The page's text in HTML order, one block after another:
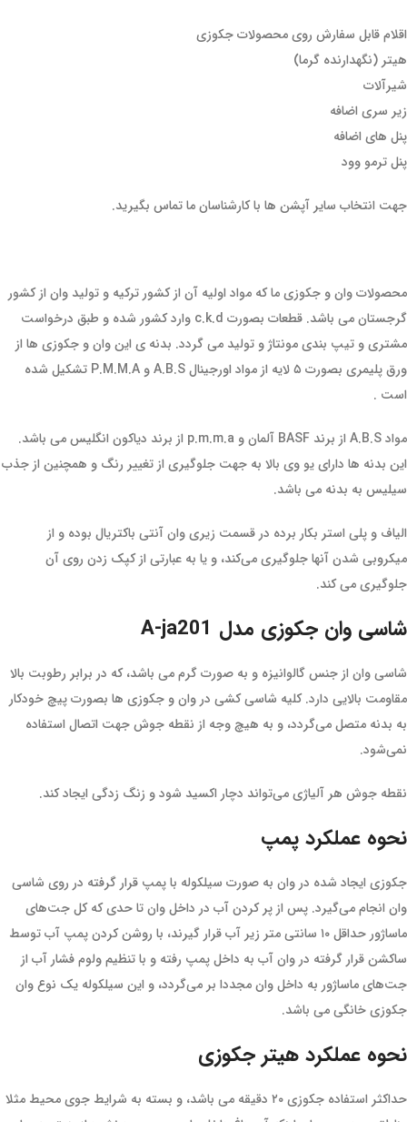
اقلام قابل سفارش روی محصولات جکوزی
هیتر (نگهدارنده گرما)
شیرآلات
زیر سری اضافه
پنل های اضافه
پنل ترمو وود
جهت انتخاب سایر آپشن ها با کارشناسان ما تماس بگیرید.
محصولات وان و جکوزی ما که مواد اولیه آن از کشور ترکیه و تولید وان از کشور
گرجستان می باشد. قطعات بصورت c.k.d وارد کشور شده و طبق درخواست
مشتری و تیپ بندی مونتاژ و تولید می گردد. بدنه ی این وان و جکوزی ها از
ورق پلیمری بصورت ۵ لایه از مواد اورجینال A.B.S و P.M.M.A تشکیل شده
است .
مواد A.B.S از برند BASF آلمان و p.m.m.a از برند دیاکون انگلیس می باشد.
این بدنه ها دارای یو وی بالا به جهت جلوگیری از تغییر رنگ و همچنین از جذب
سیلیس به بدنه می باشد.
الیاف و پلی استر بکار برده در قسمت زیری وان آنتی باکتریال بوده و از
میکروبی شدن آنها جلوگیری می‌کند، و یا به عبارتی از کپک زدن روی آن
جلوگیری می کند.
شاسی وان جکوزی مدل A-ja201
شاسی وان از جنس گالوانیزه و به صورت گرم می باشد، که در برابر رطوبت بالا
مقاومت بالایی دارد. کلیه شاسی کشی در وان و جکوزی ها بصورت پیچ خودکار
به بدنه متصل می‌گردد، و به هیچ وجه از نقطه جوش جهت اتصال استفاده
نمی‌شود.
نقطه جوش هر آلیاژی می‌تواند دچار اکسید شود و زنگ زدگی ایجاد کند.
نحوه عملکرد پمپ
جکوزی ایجاد شده در وان به صورت سیلکوله با پمپ قرار گرفته در روی شاسی
وان انجام می‌گیرد. پس از پر کردن آب در داخل وان تا حدی که کل جت‌های
ماساژور حداقل ۱۰ سانتی متر زیر آب قرار گیرند، با روشن کردن پمپ آب توسط
ساکشن قرار گرفته در وان آب به داخل پمپ رفته و با تنظیم ولوم فشار آب از
جت‌های ماساژور به داخل وان مجددا بر می‌گردد، و این سیلکوله یک نوع وان
جکوزی خانگی می باشد.
نحوه عملکرد هیتر جکوزی
حداکثر استفاده جکوزی ۲۰ دقیقه می باشد، و بسته به شرایط جوی محیط مثلا